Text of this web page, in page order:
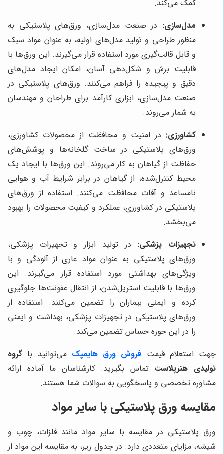
کمک می‌کند.
مدل‌سازی: در صنعت مدل‌سازی، ورق‌های پلاستیکی به
منظور طراحی و تولید مدل‌های اولیه، به عنوان مواد سبک
و قابل قالب‌گیری مورد استفاده قرار می‌گیرند. این ورق‌ها با
قابلیت برش و شکل‌دهی آسان، امکان ایجاد مدل‌های
دقیق و پیچیده را فراهم می‌کنند. ورق‌های پلاستیکی در
صنعت مدل‌سازی، ابزاری کارآمد برای طراحان و مهندسان
به شمار می‌روند.
کشاورزی: در امنیت و محافظت از محصولات کشاورزی،
ورق‌های پلاستیکی در ساخت گلخانه‌ها و پوشش‌های
حفاظت از گیاهان به کار می‌روند. این ورق‌ها با ایجاد یک
محیط کنترل‌شده، از گیاهان در برابر شرایط آب و هوایی
نامساعد و آفات محافظت می‌کنند. استفاده از ورق‌های
پلاستیکی در کشاورزی، عملکرد و کیفیت محصولات را بهبود
می‌بخشد.
تجهیزات پزشکی: در تولید ابزار و تجهیزات پزشکی،
ورق‌های پلاستیکی به عنوان مواد عاری از آلودگی و با
ویژگی‌های بهداشتی مورد استفاده قرار می‌گیرند. این
ورق‌ها با قابلیت استریل‌شدن، از انتقال عفونت‌ها جلوگیری
کرده و ایمنی بیماران را تضمین می‌کنند. استفاده از
ورق‌های پلاستیکی در تجهیزات پزشکی، بهداشت و ایمنی
را در این حوزه حساس تضمین می‌کند.
جهت استعلام قیمت فروش ورق هایمپک می‌توانید با گروه
تولیدی هنرپلاست تماس بگیرید. کارشناسان ما آماده ارائه
مشاوره تخصصی و پاسخگویی به سوالات شما هستند.
مقایسه ورق پلاستیکی با سایر مواد
ورق پلاستیکی در مقایسه با سایر مواد مانند فلزات، چوب و
شیشه، مزایای متعددی دارد. در جدول زیر، به مقایسه این مواد از